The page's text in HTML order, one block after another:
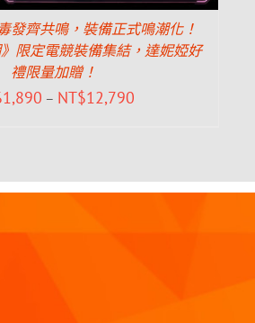
發齊共鳴，裝備正式鳴潮化！
限定電競裝備集結，達妮婭好
禮限量加贈！
1,890 – NT$12,790